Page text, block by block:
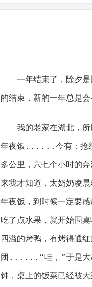
一年结束了，除夕
的结束，新的一年总是
我的老家在湖北，
年夜饭......今有：抢
多公里，六七个小时的
来我才知道，太奶奶凌
年夜饭，到时候一定要
吃了点水果，就开始围
四溢的烤鸭，有烤得通
团......“哇，”于是大家
钟，桌上的饭菜已经被